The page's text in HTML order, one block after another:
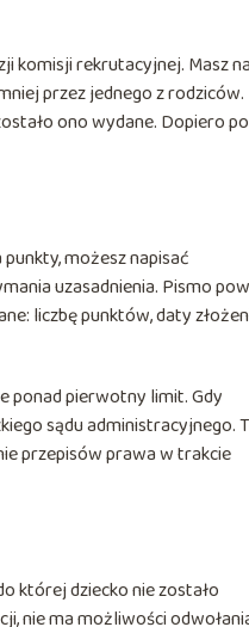
komisji rekrutacyjnej. Masz
przez jednego z rodziców.
ono wydane. Dopiero po
możesz napisać
uzasadnienia. Pismo
liczbę punktów, daty
ponad pierwotny limit. Gdy
sądu administracyjnego.
przepisów prawa w trakcie
której dziecko nie zostało
nie ma możliwości